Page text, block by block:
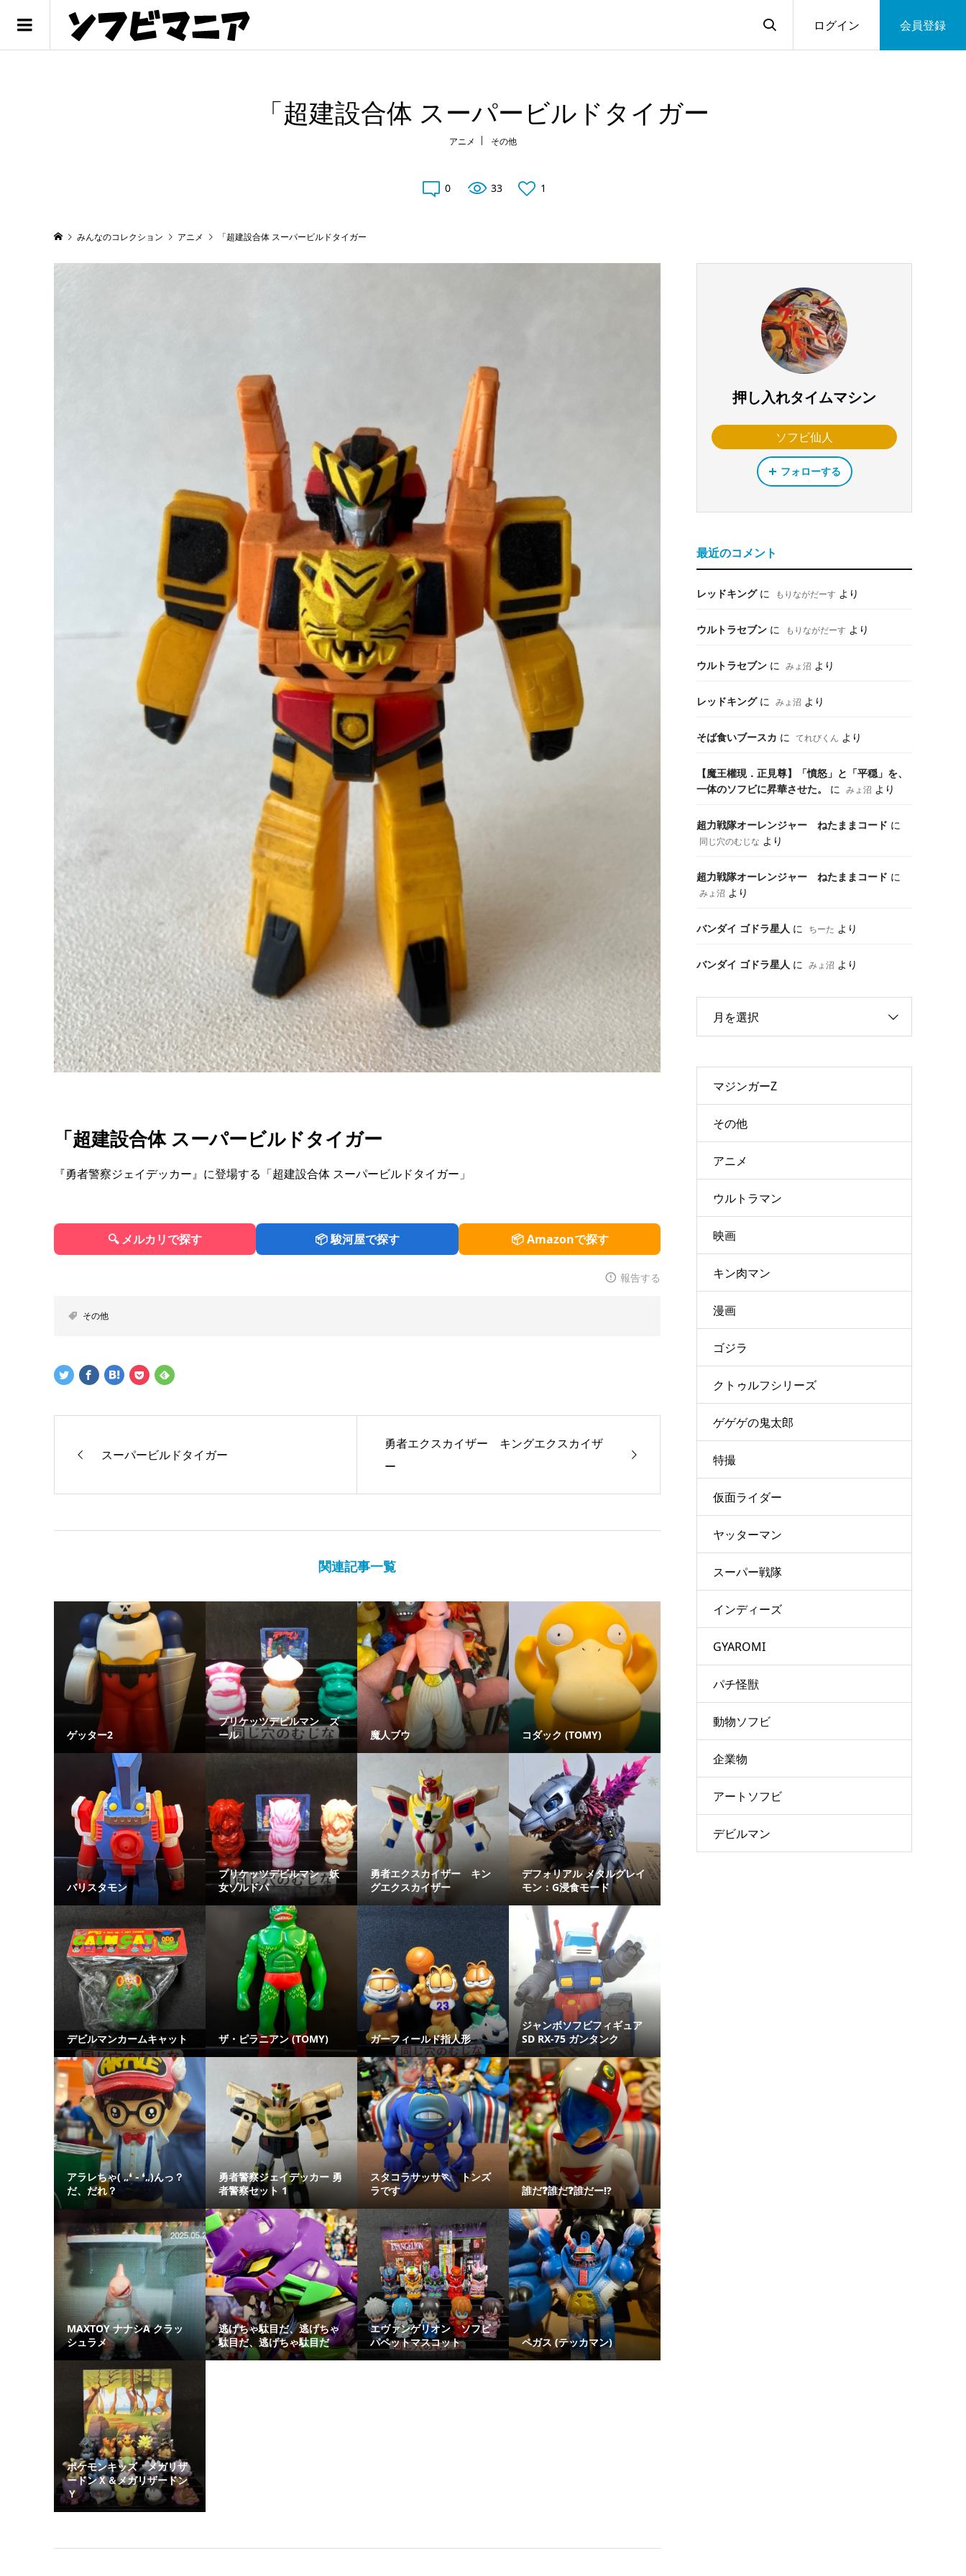
ログイン 会員登録
「超建設合体 スーパービルドタイガー
アニメ その他
0 33 1
みんなのコレクション アニメ 「超建設合体 スーパービルドタイガー
「超建設合体 スーパービルドタイガー
『勇者警察ジェイデッカー』に登場する「超建設合体 スーパービルドタイガー」
🔍 メルカリで探す 📦 駿河屋で探す 📦 Amazonで探す
報告する
その他
スーパービルドタイガー
勇者エクスカイザー キングエクスカイザ
ー
関連記事一覧
ゲッター2
プリケッツデビルマン ズ
ール
魔人ブウ コダック (TOMY)
バリスタモン
プリケッツデビルマン 妖
女ゾルドパ
勇者エクスカイザー キン
グエクスカイザー
デフォリアル メタルグレイ
モン：G浸食モード
デビルマンカームキャット ザ・ピラニアン (TOMY) ガーフィールド指人形
ジャンボソフビフィギュア
SD RX-75 ガンタンク
アラレちゃ( „❛ ֊ ❛„)んっ？
だ、だれ？
勇者警察ジェイデッカー 勇
者警察セット 1
スタコラサッサ🏃 トンズ
ラです
誰だ❓誰だ❓誰だー⁉️
MAXTOY ナナシA クラッ
シュラメ
逃げちゃ駄目だ、逃げちゃ
駄目だ、逃げちゃ駄目だ
エヴァンゲリオン ソフビ
パペットマスコット
ペガス (テッカマン)
ポケモンキッズ メガリザ
ードンＸ＆メガリザードン
Ｙ
押し入れタイムマシン
ソフビ仙人
フォローする
最近のコメント
レッドキングに もりながだーす より
ウルトラセブン に もりながだーす より
ウルトラセブン に みょ沼 より
レッドキングに みょ沼 より
そば食いブースカ に てれびくん より
【魔王權現．正見尊】「憤怒」と「平穏」を、
一体のソフビに昇華させた。
に みょ沼 より
超力戦隊オーレンジャー ねたままコード に
同じ穴のむじな より
超力戦隊オーレンジャー ねたままコード に
みょ沼 より
バンダイ ゴドラ星人 に ちーた より
バンダイ ゴドラ星人 に みょ沼 より
月を選択
マジンガーZ
その他
アニメ
ウルトラマン
映画
キン肉マン
漫画
ゴジラ
クトゥルフシリーズ
ゲゲゲの鬼太郎
特撮
仮面ライダー
ヤッターマン
スーパー戦隊
インディーズ
GYAROMI
パチ怪獣
動物ソフビ
企業物
アートソフビ
デビルマン